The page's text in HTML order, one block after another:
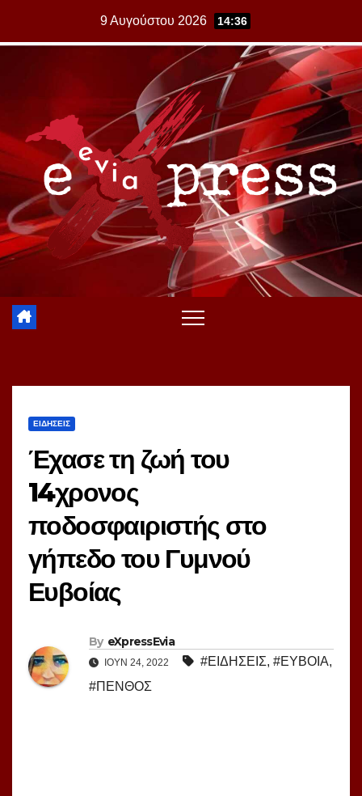
9 Αυγούστου 2026 14:36
ΕΙΔΗΣΕΙΣ
Έχασε τη ζωή του
14χρονος
ποδοσφαιριστής στο
γήπεδο του Γυμνού
Ευβοίας
By eXpressEvia
ΙΟΎΝ 24, 2022 #ΕΙΔΗΣΕΙΣ, #ΕΥΒΟΙΑ,
#ΠΕΝΘΟΣ